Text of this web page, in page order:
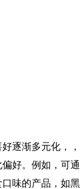
逐渐多元化，
好。例如，可
味的产品，如